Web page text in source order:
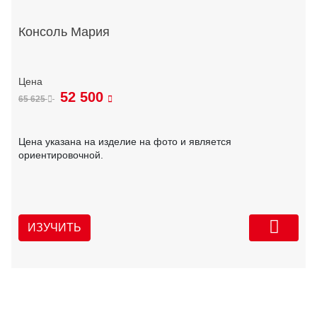
Консоль Мария
65 625 52 500
Цена указана на изделие на фото и является
ориентировочной.
ИЗУЧИТЬ